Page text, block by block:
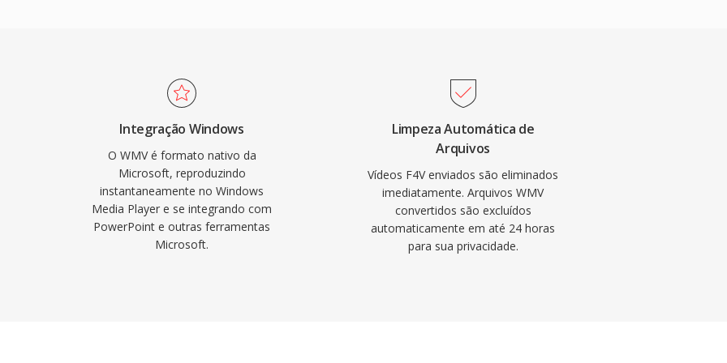
conteúdo web
O WMV suporta
de múltiplas
de
DRM. A plataforma
de vídeo
serviços de streaming.
Integração Windows
O WMV é formato nativo da
Microsoft, reproduzindo
instantaneamente no Windows
Media Player e se integrando com
PowerPoint e outras ferramentas
Microsoft.
Limpeza Automática de
Arquivos
Vídeos F4V enviados são eliminados
imediatamente. Arquivos WMV
convertidos são excluídos
automaticamente em até 24 horas
para sua privacidade.